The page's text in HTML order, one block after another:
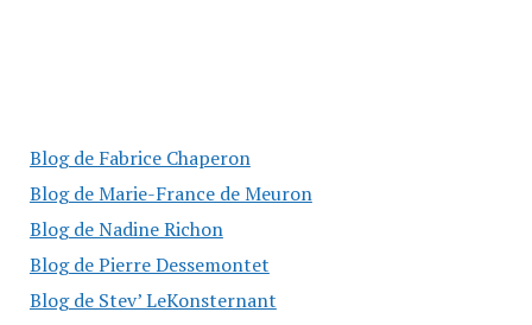
Blog de Fabrice Chaperon
Blog de Marie-France de Meuron
Blog de Nadine Richon
Blog de Pierre Dessemontet
Blog de Stev’ LeKonsternant